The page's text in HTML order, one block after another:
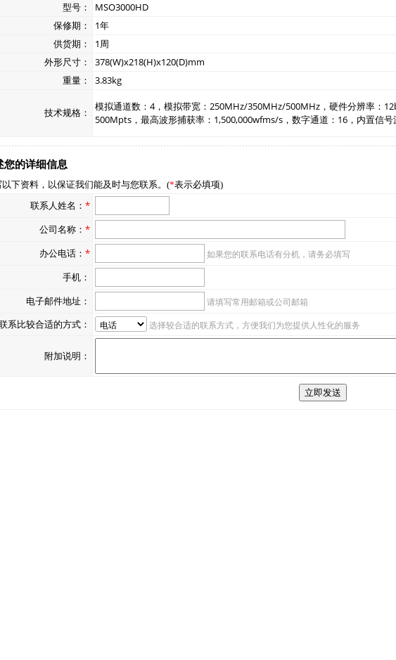
型号：
MSO3000HD
保修期：
1年
供货期：
1周
外形尺寸：
378(W)x218(H)x120(D)mm
重量：
3.83kg
技术规格：
模拟通道数：4，模拟带宽：250MHz/350MHz/500MHz，硬件分辨率：
500Mpts，最高波形捕获率：1,500,000wfms/s，数字通道：16，内置信
您的详细信息
下资料，以保证我们能及时与您联系。 (*表示必填项)
联系人姓名： *
公司名称： *
办公电话： * 如果您的联系电话有分机，请务必填写
手机：
电子邮件地址：
请填写常用邮箱或公司邮箱
系比较合适的方式： 选择较合适的联系方式，方便我们为您提供人性化的服务
附加说明：